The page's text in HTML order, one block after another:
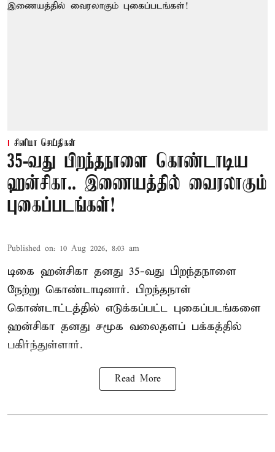
சினிமா செய்திகள்
35-வது பிறந்தநாளை கொண்டாடிய
ஹன்சிகா.. இணையத்தில் வைரலாகும்
புகைப்படங்கள்!
Published on: 10 Aug 2026, 8:03 am
டிகை ஹன்சிகா தனது 35-வது பிறந்தநாளை
நேற்று கொண்டாடினார். பிறந்தநாள்
கொண்டாட்டத்தில் எடுக்கப்பட்ட புகைப்படங்களை
ஹன்சிகா தனது சமூக வலைதளப் பக்கத்தில்
பகிர்ந்துள்ளார்.
Read More